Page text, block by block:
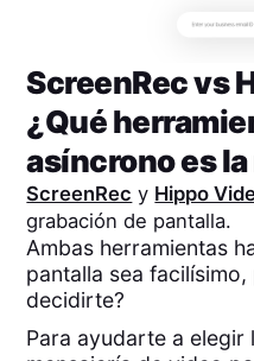
ScreenRecvs
¿Qué
asíncrono es
ScreenRec y Hippo
grabación de pantalla.
Ambas herramientas
pantalla sea
decidirte?
Para ayudarte a elegir